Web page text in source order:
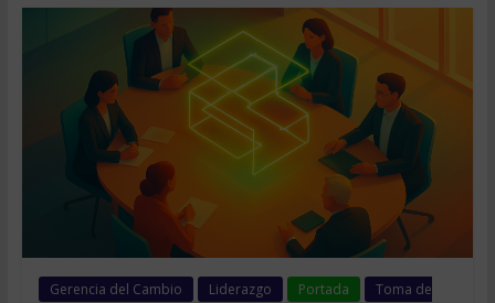
Gerencia del Cambio Liderazgo Portada
Toma de